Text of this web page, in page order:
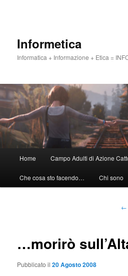
Informetica
Informatica + Informazione + Etica =
principale
Home Campo Adulti di Azione
Che cosa sto facendo… Chi sono
←
…morirò
Pubblicato il20 Agosto 2008